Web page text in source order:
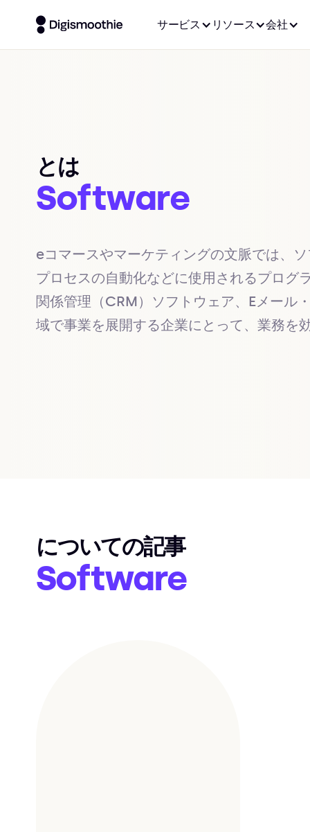
サービス リソース 会社
とは
Software
eコマースやマーケティングの文脈では、
プロセスの自動化などに使用されるプログ
関係管理（CRM）ソフトウェア、Eメール
域で事業を展開する企業にとって、業務を
についての記事
Software